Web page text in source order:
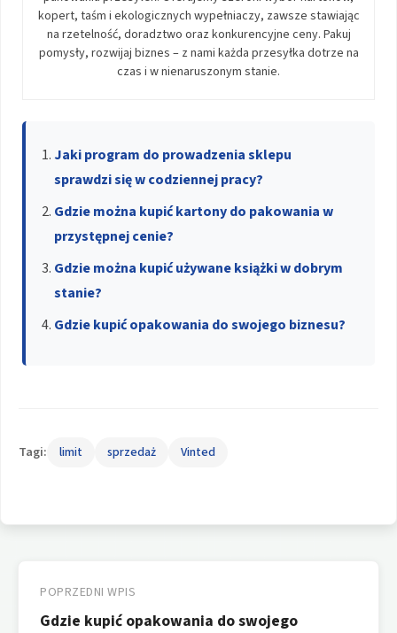
kopert, taśm i ekologicznych wypełniaczy, zawsze stawiając
na rzetelność, doradztwo oraz konkurencyjne ceny. Pakuj
pomysły, rozwijaj biznes – z nami każda przesyłka dotrze na
czas i w nienaruszonym stanie.
Jaki program do prowadzenia sklepu
sprawdzi się w codziennej pracy?
Gdzie można kupić kartony do pakowania w
przystępnej cenie?
Gdzie można kupić używane książki w dobrym
stanie?
Gdzie kupić opakowania do swojego biznesu?
Tagi: limit sprzedaż Vinted
wpisu
POPRZEDNI WPIS
Gdzie kupić opakowania do swojego